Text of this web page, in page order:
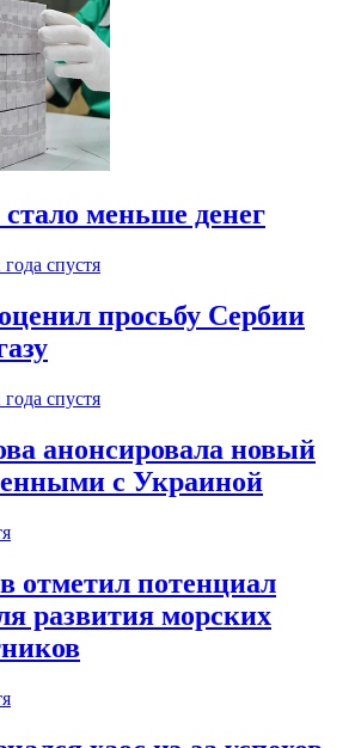
меньше денег
года спустя
просьбу Сербии
года спустя
анонсировала новый
с Украиной
отметил потенциал
развития морских